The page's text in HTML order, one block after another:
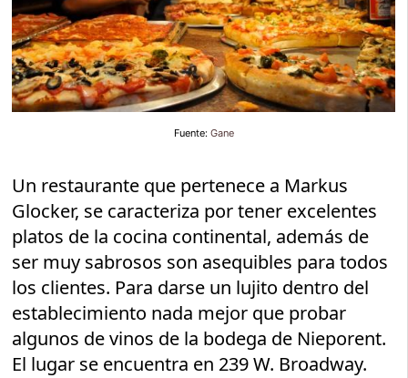
Fuente: Gane
Un restaurante que pertenece a Markus
Glocker, se caracteriza por tener excelentes
platos de la cocina continental, además de
ser muy sabrosos son asequibles para todos
los clientes. Para darse un lujito dentro del
establecimiento nada mejor que probar
algunos de vinos de la bodega de Nieporent.
El lugar se encuentra en 239 W. Broadway.